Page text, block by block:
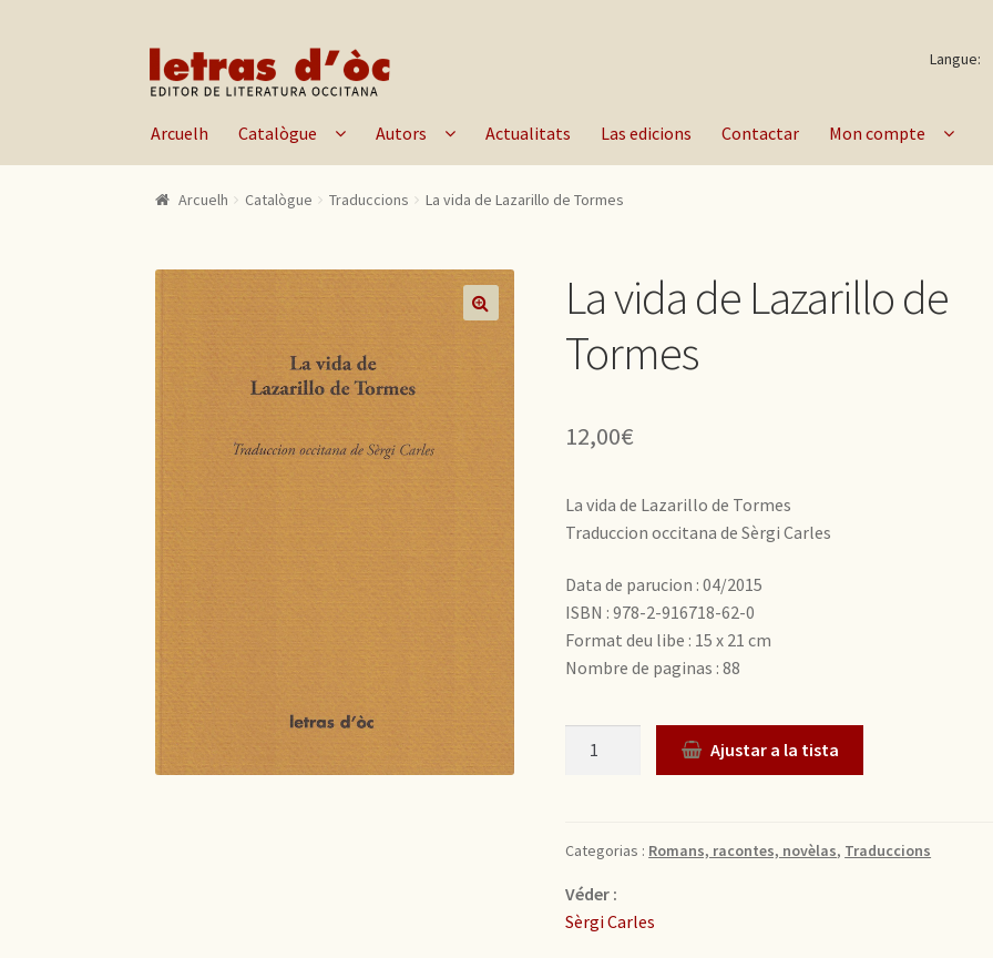
Skip to navigation
Skip to content Langue:
Arcuelh Catalògue Autors Actualitats Las edicions Contactar Mon compte
Arcuelh Catalògue Traduccions La vida de Lazarillo de Tormes
La vida de Lazarillo de
Tormes
12,00€
La vida de Lazarillo de Tormes
Traduccion occitana de Sèrgi Carles
Data de parucion : 04/2015
ISBN : 978-2-916718-62-0
Format deu libe : 15 x 21 cm
Nombre de paginas : 88
Ajustar a la tista
Categorias : Romans, racontes, novèlas, Traduccions
Véder :
Sèrgi Carles